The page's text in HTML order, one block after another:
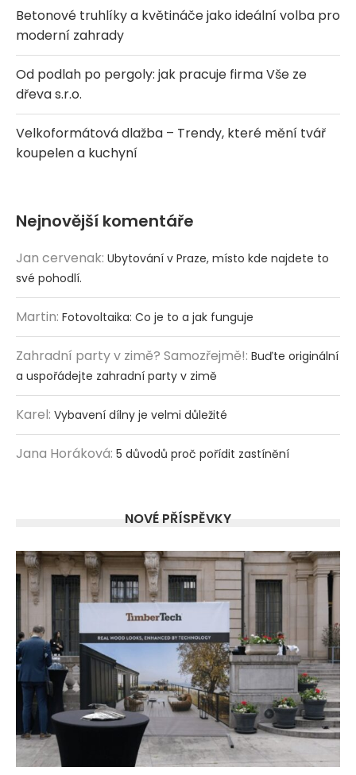
Betonové truhlíky a květináče jako ideální volba pro
moderní zahrady
Od podlah po pergoly: jak pracuje firma Vše ze
dřeva s.r.o.
Velkoformátová dlažba – Trendy, které mění tvář
koupelen a kuchyní
Nejnovější komentáře
Jan cervenak: Ubytování v Praze, místo kde najdete to
své pohodlí.
Martin: Fotovoltaika: Co je to a jak funguje
Zahradní party v zimě? Samozřejmě!: Buďte originální
a uspořádejte zahradní party v zimě
Karel: Vybavení dílny je velmi důležité
Jana Horáková: 5 důvodů proč pořídit zastínění
NOVÉ PŘÍSPĚVKY